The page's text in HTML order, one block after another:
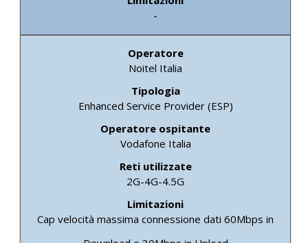
-
Noitel Italia
Enhanced Service Provider (ESP)
Vodafone Italia
2G-4G-4.5G
Cap velocità massima connessione dati 60Mbps in